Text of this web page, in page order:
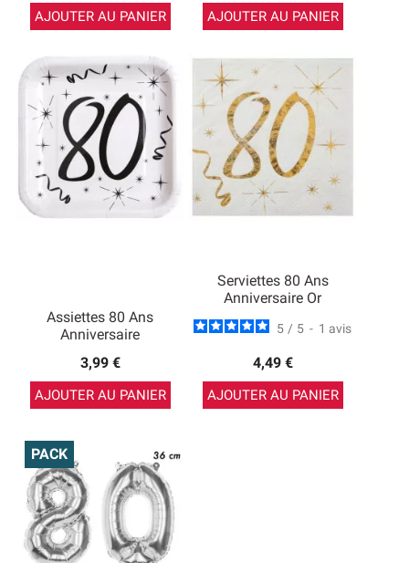
AJOUTER AU PANIER AJOUTER AU PANIER
Assiettes 80 Ans
Anniversaire
3,99 €
AJOUTER AU PANIER
Serviettes 80 Ans
Anniversaire Or
5 / 5 - 1 avis
4,49 €
AJOUTER AU PANIER
PACK